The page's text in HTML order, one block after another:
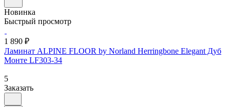
Новинка
Быстрый просмотр
1 890 ₽
Ламинат ALPINE FLOOR by Norland Herringbone Elegant Дуб
Монте LF303-34
5
Заказать